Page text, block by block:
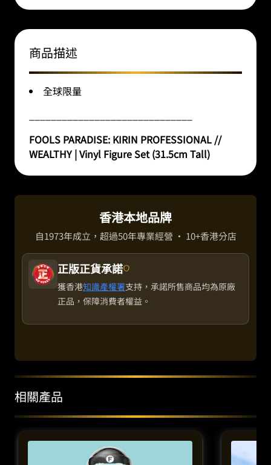
商品描述
全球限量
FOOLS PARADISE: KIRIN PROFESSIONAL //
WEALTHY | Vinyl Figure Set (31.5cm Tall)
香港本地品牌
自1973年成立，超過50年專業經營 · 10+香港分店
正版正貨承諾
獲香港知識產權署支持，承諾所售商品均為原廠
正品，保障消費者權益。
相關產品